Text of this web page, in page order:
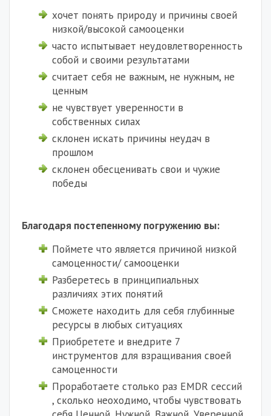
хочет понять природу и причины своей
низкой/высокой самооценки
часто испытывает неудовлетворенность
собой и своими результатами
считает себя не важным, не нужным, не
ценным
не чувствует уверенности в
собственных силах
склонен искать причины неудач в
прошлом
склонен обесценивать свои и чужие
победы
Благодаря постепенному погружению вы:
Поймете что является причиной низкой
самоценности/ самооценки
Разберетесь в принципиальных
различиях этих понятий
Сможете находить для себя глубинные
ресурсы в любых ситуациях
Приобретете и внедрите 7
инструментов для взращивания своей
самоценности
Проработаете столько раз EMDR сессий
, сколько неоходимо, чтобы чувствовать